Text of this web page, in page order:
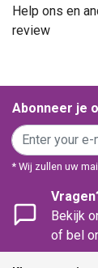
Help ons en
review
Abonneer je
* Wij zullen uw
Bekijk
of bel